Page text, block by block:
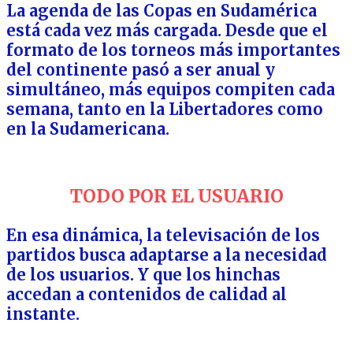
La agenda de las Copas en Sudamérica
está cada vez más cargada. Desde que el
formato de los torneos más importantes
del continente pasó a ser anual y
simultáneo, más equipos compiten cada
semana, tanto en la Libertadores como
en la Sudamericana.
TODO POR EL USUARIO
En esa dinámica, la televisación de los
partidos busca adaptarse a la necesidad
de los usuarios. Y que los hinchas
accedan a contenidos de calidad al
instante.